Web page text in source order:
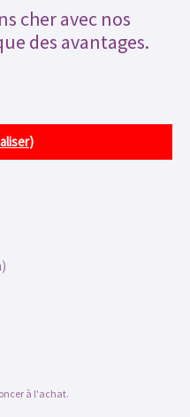
cher avec nos
des avantages.
)
à l'achat.